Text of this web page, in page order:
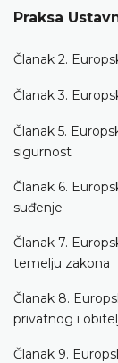
Praksa
Članak 2.
Članak 3.
Članak 5.
sigurnost
Članak 6.
suđenje
Članak 7.
temelju zakona
Članak 8.
privatnog i
Članak 9.